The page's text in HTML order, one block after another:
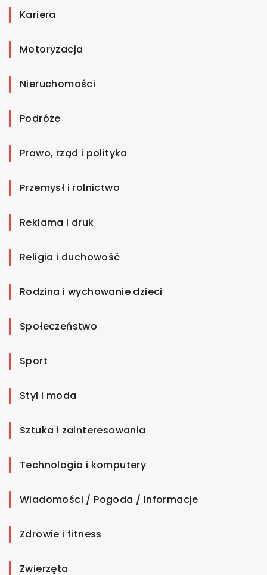
Kariera
Motoryzacja
Nieruchomości
Podróże
Prawo, rząd i polityka
Przemysł i rolnictwo
Reklama i druk
Religia i duchowość
Rodzina i wychowanie dzieci
Społeczeństwo
Sport
Styl i moda
Sztuka i zainteresowania
Technologia i komputery
Wiadomości / Pogoda / Informacje
Zdrowie i fitness
Zwierzęta